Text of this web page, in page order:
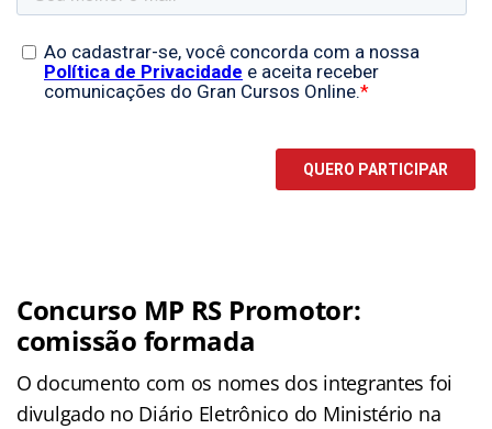
Concurso MP RS Promotor:
comissão formada
O documento com os nomes dos integrantes foi
divulgado no Diário Eletrônico do Ministério na